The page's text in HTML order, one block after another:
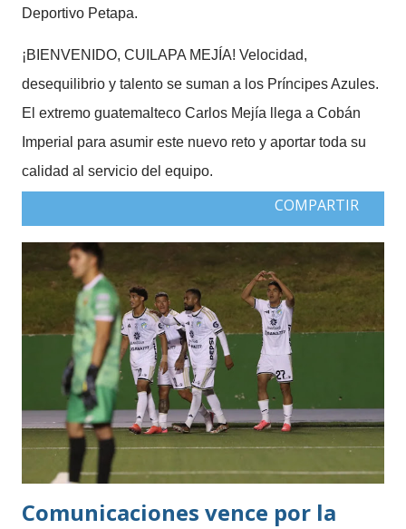
Deportivo Petapa.
¡BIENVENIDO, CUILAPA MEJÍA! Velocidad,
desequilibrio y talento se suman a los Príncipes Azules.
El extremo guatemalteco Carlos Mejía llega a Cobán
Imperial para asumir este nuevo reto y aportar toda su
calidad al servicio del equipo.
COMPARTIR
Comunicaciones vence por la